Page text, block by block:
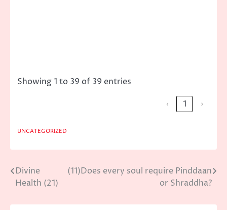
Showing 1 to 39 of 39 entries
‹
1 ›
UNCATEGORIZED
Post
navigation
Divine
Health (21)
(11)Does every soul require Pinddaan
or Shraddha?